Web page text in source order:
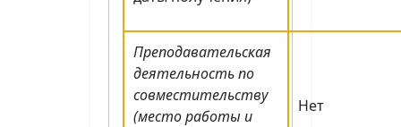
Преподавательская
деятельность по
совместительству
(место работы и
Нет